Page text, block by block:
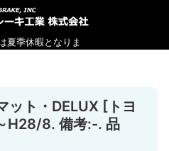
ット・DELUX [トヨ
H28/8. 備考:-. 品